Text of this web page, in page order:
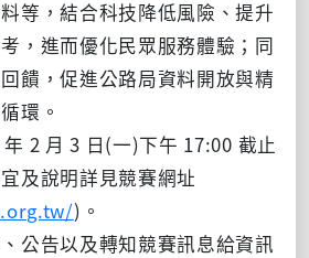
等，結合科技降低風險、提升
，進而優化民眾服務體驗；同
饋，促進公路局資料開放與精
環。
2 月 3 日(一)下午 17:00 截止
及說明詳見競賽網址
)。
公告以及轉知競賽訊息給資訊